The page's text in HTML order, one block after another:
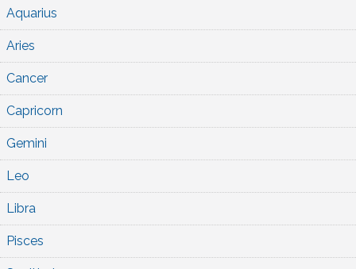
Aquarius
Aries
Cancer
Capricorn
Gemini
Leo
Libra
Pisces